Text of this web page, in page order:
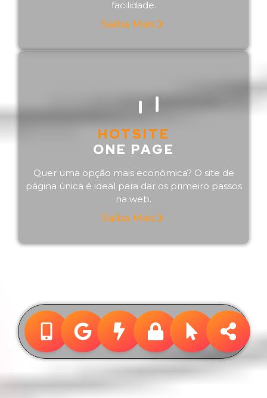
facilidade.
Saiba Mais
HOTSITE
ONE PAGE
Quer uma opção mais econômica? O site de
página única é ideal para dar os primeiro passos
na web.
Saiba Mais